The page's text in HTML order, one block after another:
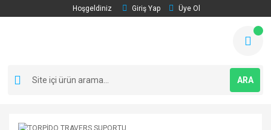
Hoşgeldiniz Giriş Yap Üye Ol
ARA